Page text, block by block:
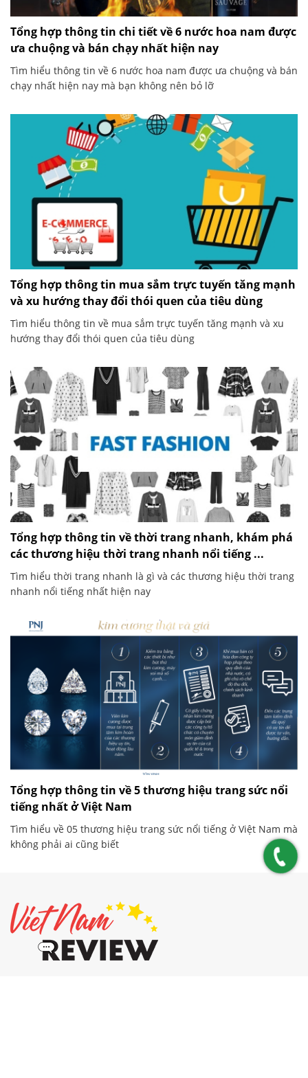
Tổng hợp thông tin chi tiết về 6 nước hoa nam được
ưa chuộng và bán chạy nhất hiện nay
Tìm hiểu thông tin về 6 nước hoa nam được ưa chuộng và bán
chạy nhất hiện nay mà bạn không nên bỏ lỡ
Tổng hợp thông tin mua sắm trực tuyến tăng mạnh
và xu hướng thay đổi thói quen của tiêu dùng
Tìm hiểu thông tin về mua sắm trực tuyến tăng mạnh và xu
hướng thay đổi thói quen của tiêu dùng
Tổng hợp thông tin về thời trang nhanh, khám phá
các thương hiệu thời trang nhanh nổi tiếng ...
Tìm hiểu thời trang nhanh là gì và các thương hiệu thời trang
nhanh nổi tiếng nhất hiện nay
Tổng hợp thông tin về 5 thương hiệu trang sức nổi
tiếng nhất ở Việt Nam
Tìm hiểu về 05 thương hiệu trang sức nổi tiếng ở Việt Nam mà
không phải ai cũng biết